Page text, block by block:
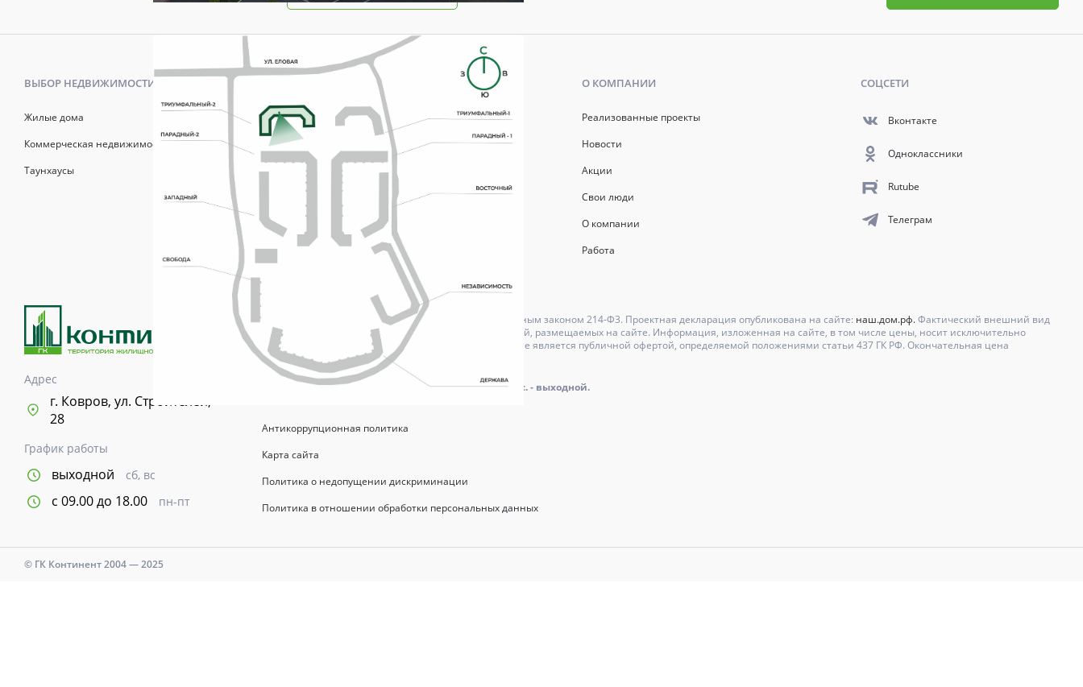
ВЫБОР НЕДВИЖИМОСТИ
Жилые дома
Коммерческая недвижимость
Таунхаусы
Калькулятор ипотеки
Рассрочка
Материнский капитал
О КОМПАНИИ
Реализованные проекты
Новости
Акции
Свои люди
О компании
Работа
СОЦСЕТИ
Вконтакте
Одноклассники
Rutube
Телеграм
Адрес
г. Ковров, ул. Строителей,
28
График работы
выходной сб, вс
с 09.00 до 18.00 пн-пт
Продажи осуществляются в соответствии с Федеральным законом 214-Ф3. Проектная декларация опубликована на сайте: наш.дом.рф.Фактический внешний вид
возводимых зданий может отличаться от изображений, размещаемых на сайте. Информация, изложенная на сайте, в том числе цены, носит исключительно
информационный характер и ни при каких условиях не является публичной офертой, определяемой положениями статьи 437 ГК РФ. Окончательная цена
указывается в договоре.
Время и дни работы сайта: пн.-пт.: 9.00 - 18.00, сб., вс. - выходной.
Антикоррупционная политика
Карта сайта
Политика о недопущении дискриминации
Политика в отношении обработки персональных данных
© ГК Континент 2004 — 2025